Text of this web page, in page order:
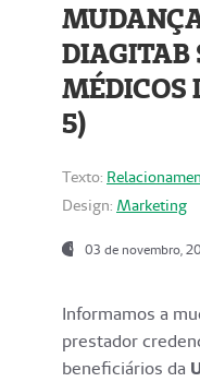
DIAGITAB
MÉDICOS
5)
Texto:
Design: Marketing
03 de novembro,
Informamos a
prestador
beneficiários da